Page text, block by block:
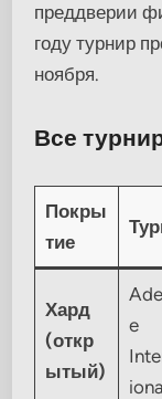
преддверии
году турнир
ноября.
Все
Покры
тие
Хард
(откр
ытый)
e